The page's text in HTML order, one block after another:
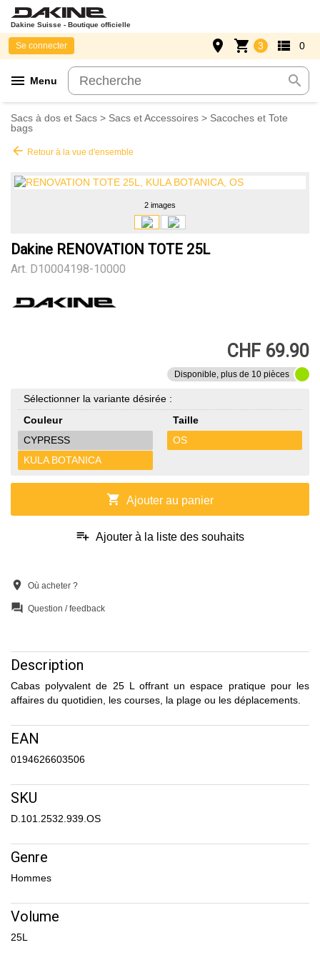
Dakine Suisse - Boutique officielle
menu Menu search
Se connecter place shopping_cart 3 view_list 0
Sacs à dos et Sacs > Sacs et Accessoires > Sacoches et Tote
bags
arrow_back Retour à la vue d'ensemble
2 images
Dakine RENOVATION TOTE 25L
Art. D10004198-10000
CHF 69.90
Disponible, plus de 10 pièces
Sélectionner la variante désirée :
Couleur
CYPRESS
KULA BOTANICA
Taille
OS
shopping_cart Ajouter au panier
playlist_add Ajouter à la liste des souhaits
location_on Où acheter ?
question_answer Question / feedback
Description
Cabas polyvalent de 25 L offrant un espace pratique pour les
affaires du quotidien, les courses, la plage ou les déplacements.
EAN
0194626603506
SKU
D.101.2532.939.OS
Genre
Hommes
Volume
25L